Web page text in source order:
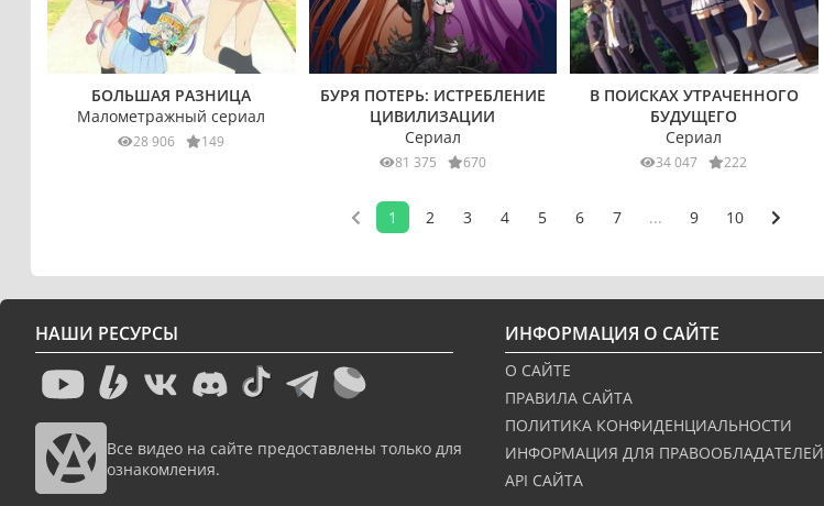
БОЛЬШАЯ РАЗНИЦА
Малометражный сериал
28 906 149
БУРЯ ПОТЕРЬ: ИСТРЕБЛЕНИЕ
ЦИВИЛИЗАЦИИ
Сериал
81 375 670
В ПОИСКАХ УТРАЧЕННОГО
БУДУЩЕГО
Сериал
34 047 222
1 2 3 4 5 6 7 ... 9 10
НАШИ РЕСУРСЫ
Все видео на сайте предоставлены только для
ознакомления.
ИНФОРМАЦИЯ О САЙТЕ
О САЙТЕ
ПРАВИЛА САЙТА
ПОЛИТИКА КОНФИДЕНЦИАЛЬНОСТИ
ИНФОРМАЦИЯ ДЛЯ ПРАВООБЛАДАТЕЛЕЙ
API САЙТА